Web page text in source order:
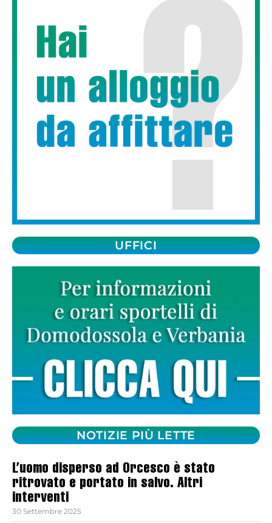
UFFICI
NOTIZIE PIÙ LETTE
L’uomo disperso ad Orcesco è stato
ritrovato e portato in salvo. Altri
interventi
30 Settembre 2025